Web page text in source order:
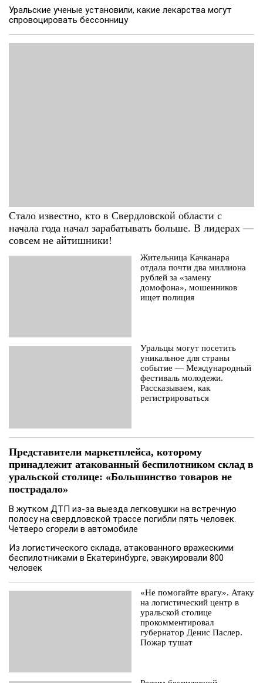
Уральские ученые установили, какие лекарства могут
спровоцировать бессонницу
Стало известно, кто в Свердловской области с
начала года начал зарабатывать больше. В лидерах —
совсем не айтишники!
Жительница Качканара
отдала почти два миллиона
рублей за «замену
домофона», мошенников
ищет полиция
Уральцы могут посетить
уникальное для страны
событие — Международный
фестиваль молодежи.
Рассказываем, как
регистрироваться
Представители маркетплейса, которому
принадлежит атакованный беспилотником склад в
уральской столице: «Большинство товаров не
пострадало»
В жутком ДТП из-за выезда легковушки на встречную
полосу на свердловской трассе погибли пять человек.
Четверо сгорели в автомобиле
Из логистического склада, атакованного вражескими
беспилотниками в Екатеринбурге, эвакуировали 800
человек
«Не помогайте врагу». Атаку
на логистический центр в
уральской столице
прокомментировал
губернатор Денис Паслер.
Пожар тушат